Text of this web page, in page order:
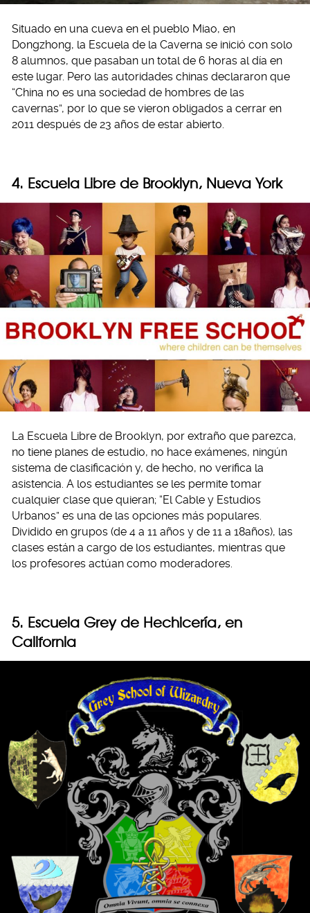
Situado en una cueva en el pueblo Miao, en
Dongzhong, la Escuela de la Caverna se inició con solo
8 alumnos, que pasaban un total de 6 horas al día en
este lugar. Pero las autoridades chinas declararon que
“China no es una sociedad de hombres de las
cavernas”, por lo que se vieron obligados a cerrar en
2011 después de 23 años de estar abierto.
4. Escuela Libre de Brooklyn, Nueva York
La Escuela Libre de Brooklyn, por extraño que parezca,
no tiene planes de estudio, no hace exámenes, ningún
sistema de clasificación y, de hecho, no verifica la
asistencia. A los estudiantes se les permite tomar
cualquier clase que quieran; “El Cable y Estudios
Urbanos” es una de las opciones más populares.
Dividido en grupos (de 4 a 11 años y de 11 a 18años), las
clases están a cargo de los estudiantes, mientras que
los profesores actúan como moderadores.
5. Escuela Grey de Hechicería, en
California